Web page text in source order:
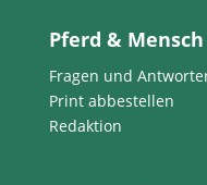
Pferd &
Fragen und
Print abbestellen
Redaktion